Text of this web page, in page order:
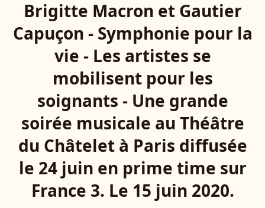
Brigitte Macron et Gautier
Capuçon - Symphonie pour la
vie - Les artistes se
mobilisent pour les
soignants - Une grande
soirée musicale au Théâtre
du Châtelet à Paris diffusée
le 24 juin en prime time sur
France 3. Le 15 juin 2020.